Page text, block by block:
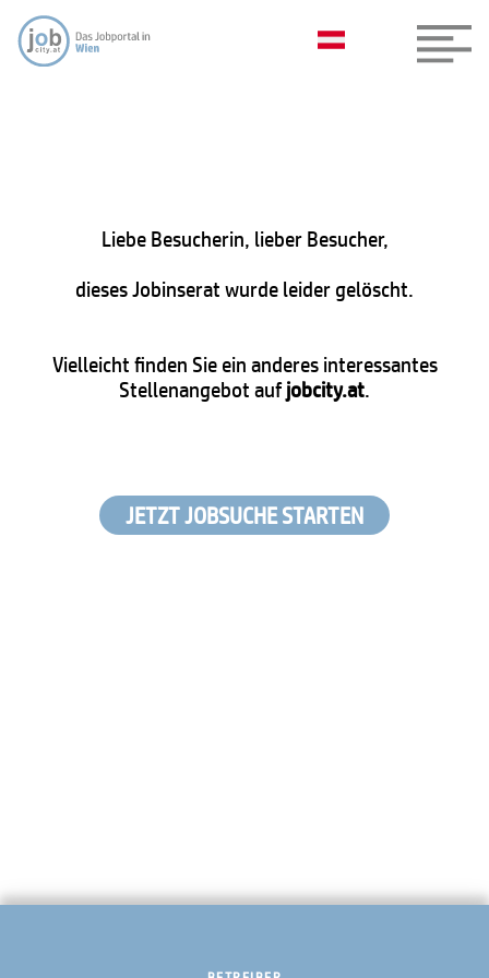
Liebe Besucherin, lieber Besucher,
dieses Jobinserat wurde leider gelöscht.
Vielleicht finden Sie ein anderes interessantes
Stellenangebot aufjobcity.at.
JETZT JOBSUCHE STARTEN